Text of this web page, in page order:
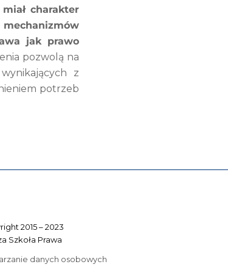
charakter
jak prawo
pozwolą na
z
potrzeb
2015 – 2023
Szkoła Prawa
danych osobowych